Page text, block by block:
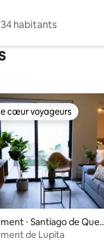
habitants
cœur voyageurs
cœur voyageurs
⋅ Santiago de Quer
de Lupita